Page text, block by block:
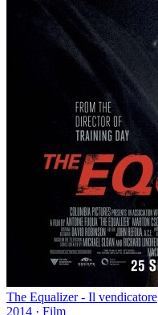
The Equalizer - Il vendicatore
2014 · Film